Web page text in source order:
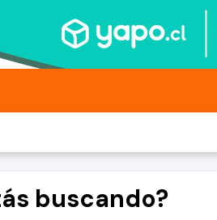
buscando?